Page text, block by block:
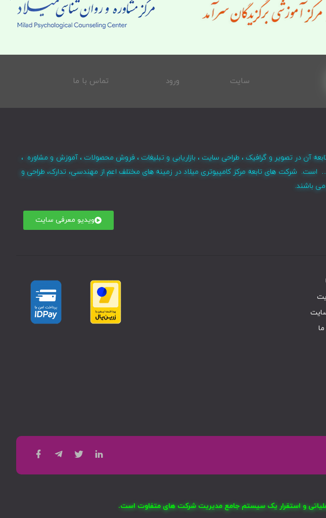
سایت ورود تماس با ما
آن در تصویر و گرافیک ، طراحی سایت ، بازاریابی و تبلیغات ، فروش محصولات ، آموزش و مشاوره ،
شرکت های تابعه مرکز کامپیوتری میلاد در زمینه های مختلف اعم از مهندسی، تدارک، طراحی و
می باشند.
ویدیو معرفی سایت
و استقرار یک سیستم جامع مدیریت شرکت های متفاوت است.